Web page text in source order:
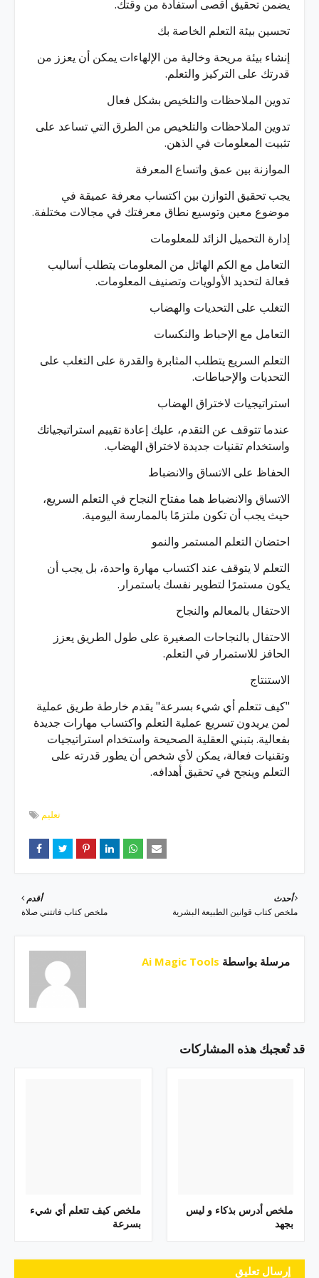
يضمن تحقيق أقصى استفادة من وقتك.
تحسين بيئة التعلم الخاصة بك
إنشاء بيئة مريحة وخالية من الإلهاءات يمكن أن يعزز من
قدرتك على التركيز والتعلم.
تدوين الملاحظات والتلخيص بشكل فعال
تدوين الملاحظات والتلخيص من الطرق التي تساعد على
تثبيت المعلومات في الذهن.
الموازنة بين عمق واتساع المعرفة
يجب تحقيق التوازن بين اكتساب معرفة عميقة في
موضوع معين وتوسيع نطاق معرفتك في مجالات مختلفة.
إدارة التحميل الزائد للمعلومات
التعامل مع الكم الهائل من المعلومات يتطلب أساليب
فعالة لتحديد الأولويات وتصنيف المعلومات.
التغلب على التحديات والهضاب
التعامل مع الإحباط والنكسات
التعلم السريع يتطلب المثابرة والقدرة على التغلب على
التحديات والإحباطات.
استراتيجيات لاختراق الهضاب
عندما تتوقف عن التقدم، عليك إعادة تقييم استراتيجياتك
واستخدام تقنيات جديدة لاختراق الهضاب.
الحفاظ على الاتساق والانضباط
الاتساق والانضباط هما مفتاح النجاح في التعلم السريع،
حيث يجب أن تكون ملتزمًا بالممارسة اليومية.
احتضان التعلم المستمر والنمو
التعلم لا يتوقف عند اكتساب مهارة واحدة، بل يجب أن
يكون مستمرًا لتطوير نفسك باستمرار.
الاحتفال بالمعالم والنجاح
الاحتفال بالنجاحات الصغيرة على طول الطريق يعزز
الحافز للاستمرار في التعلم.
الاستنتاج
"كيف تتعلم أي شيء بسرعة" يقدم خارطة طريق عملية
لمن يريدون تسريع عملية التعلم واكتساب مهارات جديدة
بفعالية. بتبني العقلية الصحيحة واستخدام استراتيجيات
وتقنيات فعالة، يمكن لأي شخص أن يطور قدرته على
التعلم وينجح في تحقيق أهدافه.
تعليم
أحدث
ملخص كتاب قوانين الطبيعة البشرية
أقدم
ملخص كتاب فاتتني صلاة
مرسلة بواسطة
قد تُعجبك هذه المشاركات
ملخص أدرس بذكاء و ليس
بجهد
ملخص كيف تتعلم أي شيء
بسرعة
إرسال تعليق